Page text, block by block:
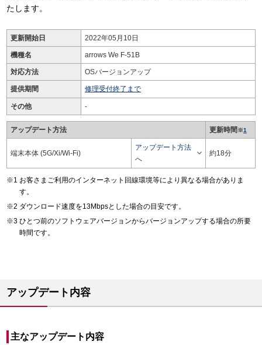
たします。
更新開始日 2022年05月10日
機種名 arrows We F-51B
対応方法 OSバージョンアップ
提供期間 修理受付終了まで
その他 -
アップデート方法 更新時間※1
端末本体 (5G/Xi/Wi-Fi)
アップデート方法
へ
 約18分
お客さまご利用のインターネット回線環境等により異なる場合がありま
す。
ダウンロード速度を13Mbpsとした場合の目安です。
ひとつ前のソフトウェアバージョンからバージョンアップする場合の所要
時間です。
アップデート内容
主なアップデート内容